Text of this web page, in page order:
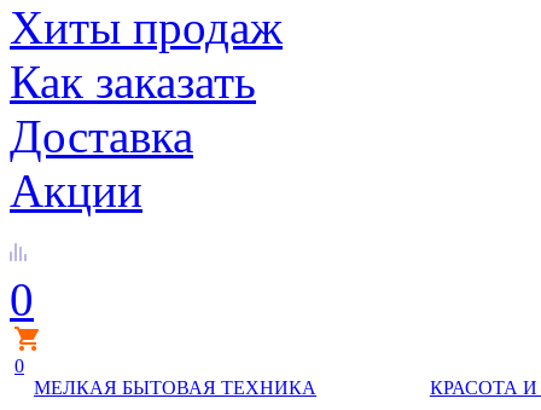
Хиты продаж
Как заказать
Доставка
Акции
0
0
МЕЛКАЯ БЫТОВАЯ ТЕХНИКА
КРАСОТА И